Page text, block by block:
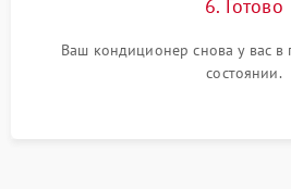
6. Готово
Ваш кондиционер снова у вас в
состоянии.